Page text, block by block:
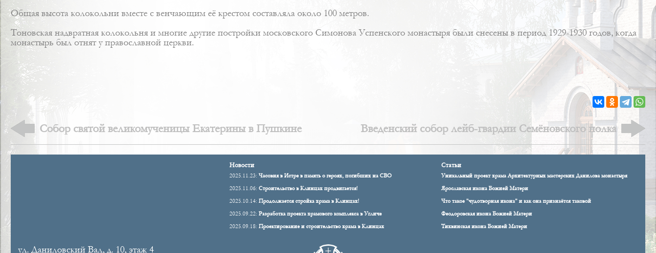
Общая высота колокольни вместе с венчающим её крестом составляла около 100 метров.
Тоновская надвратная колокольня и многие другие постройки московского Симонова Успенского монастыря были снесены в период 1929-1930 годов, когда
монастырь был отнят у православной церкви.
Собор святой великомученицы Екатерины в Пушкине Введенский собор лейб-гвардии Семёновского полка
Новости
2025.11.23:Часовня в Истре в память о героях, погибших на СВО
2025.11.06:Строительство в Клинцах продвигается!
2025.10.14:Продолжается стройка храма в Клинцах!
2025.09.22:Разработка проекта храмового комплекса в Угличе
2025.09.18:Проектирование и строительство храма в Клинцах
Статьи
Уникальный проект храма Архитектурных мастерских Данилова монастыря
Ярославская икона Божией Матери
Что такое "чудотворная икона" и как она признаётся таковой
Феодоровская икона Божией Матери
Тихвинская икона Божией Матери
ул. Даниловский Вал, д. 10, этаж 4